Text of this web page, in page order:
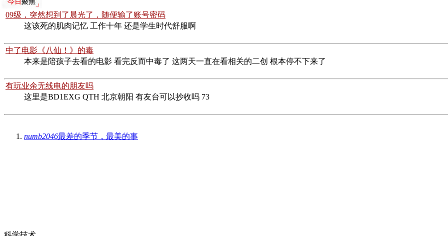
我是人间小可怜
09级，突然想到了晨光了，随便输了账号密码
这该死的肌肉记忆 工作十年 还是学生时代舒服啊
中了电影《八仙！》的毒
本来是陪孩子去看的电影 看完反而中毒了 这两天一直在看相关的二创 根本停不下来了
有玩业余无线电的朋友吗
这里是BD1EXG QTH 北京朝阳 有友台可以抄收吗 73
numb2046最差的季节，最美的事